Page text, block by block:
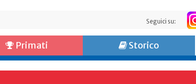
Seguici su:
Primati Storico